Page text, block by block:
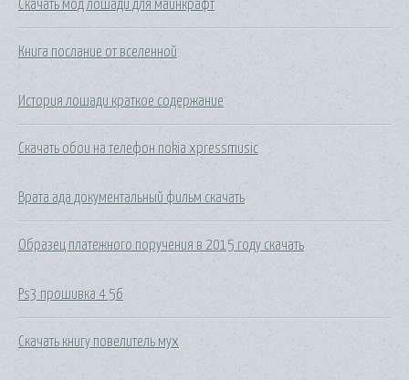
Скачать мод лошади для майнкрафт
Книга послание от вселенной
История лошади краткое содержание
Скачать обои на телефон nokia xpressmusic
Врата ада документальный фильм скачать
Образец платежного поручения в 2015 году скачать
Ps3 прошивка 4 56
Скачать книгу повелитель мух